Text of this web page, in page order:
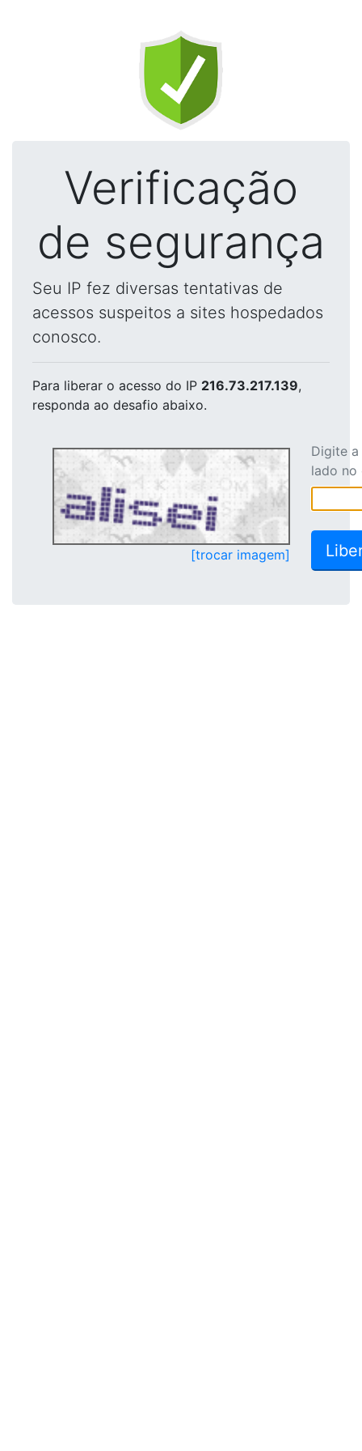
Verificação
de segurança
Seu IP fez diversas tentativas de
acessos suspeitos a sites hospedados
conosco.
Para liberar o acesso do IP 216.73.217.139,
responda ao desafio abaixo.
[trocar imagem]
Digite
lado no